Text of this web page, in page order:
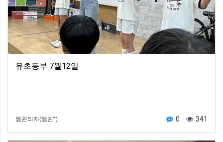
유초등부 7월12일
웹관리자(웹관*) 0 341